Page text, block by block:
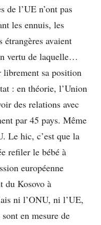
de l’UE n’ont pas
les ennuis, les
avaient
vertu de laquelle…
librement sa position
: en théorie, l’Union
des relations avec
par 45 pays. Même
Le hic, c’est que la
refiler le bébé à
européenne
du Kosovo à
ni l’ONU, ni l’UE,
en mesure de